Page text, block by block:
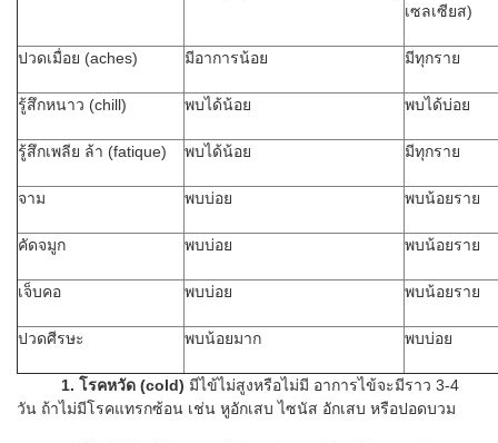
เซลเซียส)
ปวดเมื่อย (aches) มีอาการน้อย มีทุกราย
รู้สึกหนาว (chill) พบได้น้อย พบได้บ่อย
รู้สึกเพลีย ล้า (fatique) พบได้น้อย มีทุกราย
จาม พบบ่อย พบน้อยราย
คัดจมูก พบบ่อย พบน้อยราย
เจ็บคอ พบบ่อย พบน้อยราย
ปวดศีรษะ พบน้อยมาก พบบ่อย
1. โรคหวัด (cold) มีไข้ไม่สูงหรือไม่มี อาการไข้จะมีราว 3-4
วัน ถ้าไม่มีโรคแทรกซ้อน เช่น หูอักเสบ ไซนัส อักเสบ หรือปอดบวม